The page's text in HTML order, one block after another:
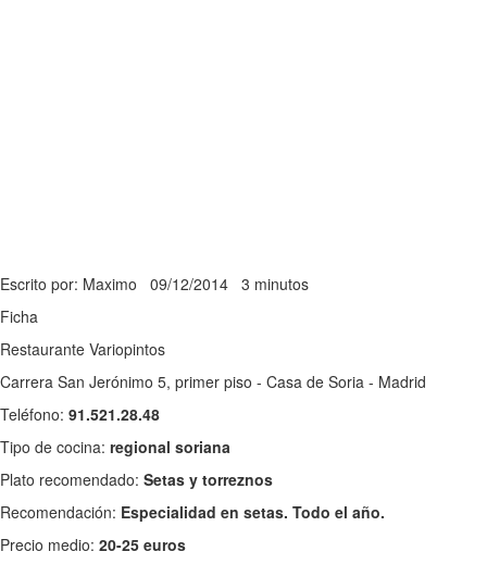
Escrito por: Maximo 09/12/2014 3 minutos
Ficha
Restaurante Variopintos
Carrera San Jerónimo 5, primer piso - Casa de Soria - Madrid
Teléfono: 91.521.28.48
Tipo de cocina: regional soriana
Plato recomendado: Setas y torreznos
Recomendación: Especialidad en setas. Todo el año.
Precio medio: 20-25 euros